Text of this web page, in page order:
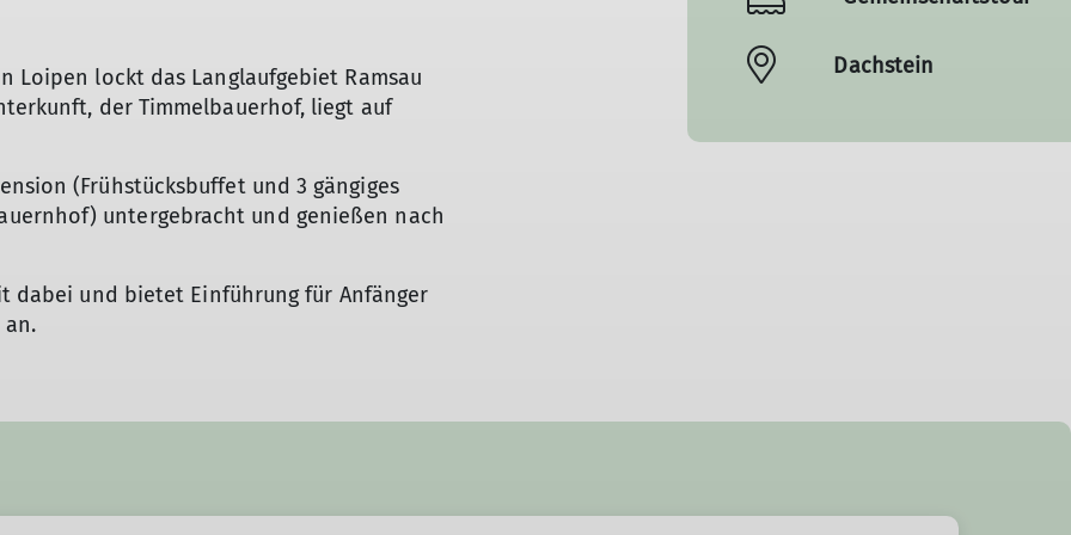
Loipen lockt das Langlaufgebiet Ramsau
der Timmelbauerhof, liegt auf
(Frühstücksbuffet und 3 gängiges
untergebracht und genießen nach
dabei und bietet Einführung für Anfänger
Dachstein